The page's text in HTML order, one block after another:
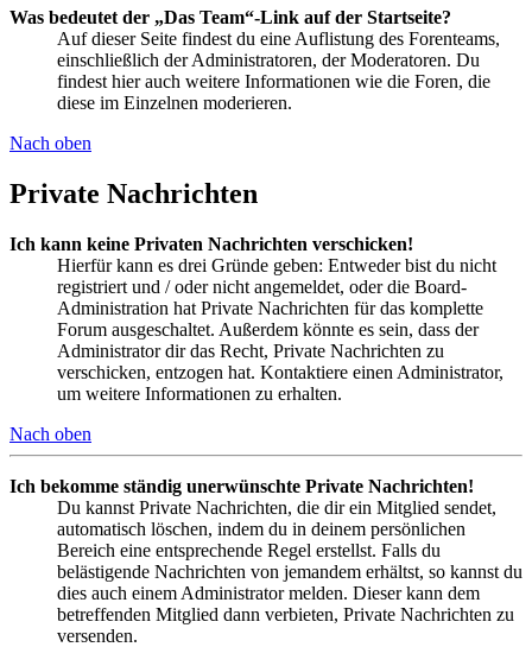
Was bedeutet der „Das Team“-Link auf der Startseite?
Auf dieser Seite findest du eine Auflistung des Forenteams,
einschließlich der Administratoren, der Moderatoren. Du
findest hier auch weitere Informationen wie die Foren, die
diese im Einzelnen moderieren.
Nach oben
Private Nachrichten
Ich kann keine Privaten Nachrichten verschicken!
Hierfür kann es drei Gründe geben: Entweder bist du nicht
registriert und / oder nicht angemeldet, oder die Board-
Administration hat Private Nachrichten für das komplette
Forum ausgeschaltet. Außerdem könnte es sein, dass der
Administrator dir das Recht, Private Nachrichten zu
verschicken, entzogen hat. Kontaktiere einen Administrator,
um weitere Informationen zu erhalten.
Nach oben
Ich bekomme ständig unerwünschte Private Nachrichten!
Du kannst Private Nachrichten, die dir ein Mitglied sendet,
automatisch löschen, indem du in deinem persönlichen
Bereich eine entsprechende Regel erstellst. Falls du
belästigende Nachrichten von jemandem erhältst, so kannst du
dies auch einem Administrator melden. Dieser kann dem
betreffenden Mitglied dann verbieten, Private Nachrichten zu
versenden.